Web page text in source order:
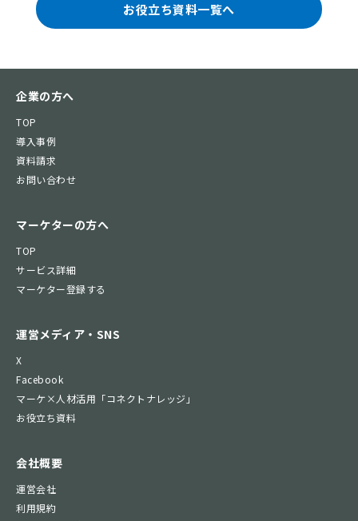
お役立ち資料一覧へ
企業の方へ
TOP
導入事例
資料請求
お問い合わせ
マーケターの方へ
TOP
サービス詳細
マーケター登録する
運営メディア・SNS
X
Facebook
マーケ×人材活用「コネクトナレッジ」
お役立ち資料
会社概要
運営会社
利用規約